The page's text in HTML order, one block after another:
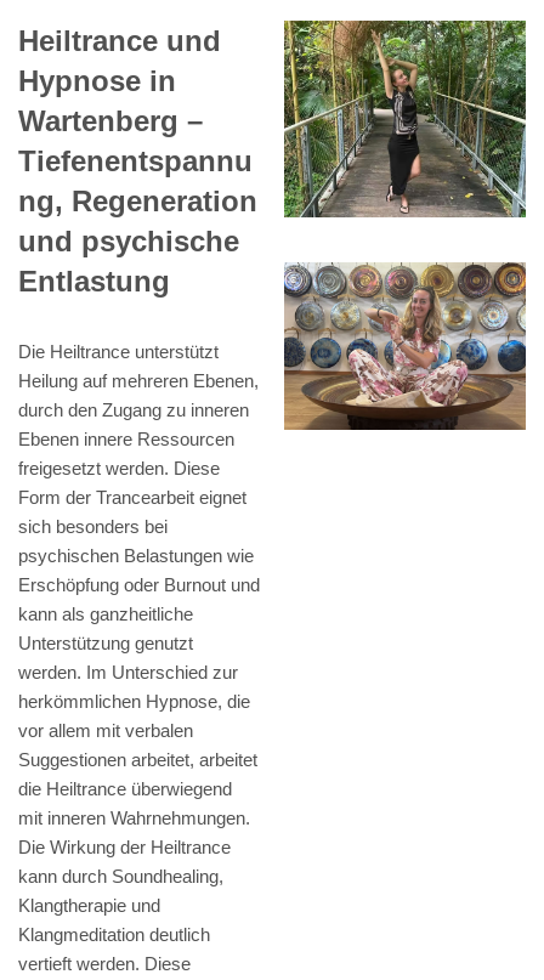
Heiltrance und
Hypnose in
Wartenberg –
Tiefenentspannu
ng, Regeneration
und psychische
Entlastung
Die Heiltrance unterstützt
Heilung auf mehreren Ebenen,
durch den Zugang zu inneren
Ebenen innere Ressourcen
freigesetzt werden. Diese
Form der Trancearbeit eignet
sich besonders bei
psychischen Belastungen wie
Erschöpfung oder Burnout und
kann als ganzheitliche
Unterstützung genutzt
werden. Im Unterschied zur
herkömmlichen Hypnose, die
vor allem mit verbalen
Suggestionen arbeitet, arbeitet
die Heiltrance überwiegend
mit inneren Wahrnehmungen.
Die Wirkung der Heiltrance
kann durch Soundhealing,
Klangtherapie und
Klangmeditation deutlich
vertieft werden. Diese